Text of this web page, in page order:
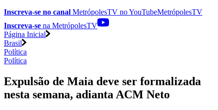
Inscreva-se no canal MetrópolesTV noYouTubeMetrópolesTV
Inscreva-se na MetrópolesTV
Página Inicial
Brasil
Política
Política
Expulsão de Maia deve ser formalizada
nesta semana, adianta ACM Neto